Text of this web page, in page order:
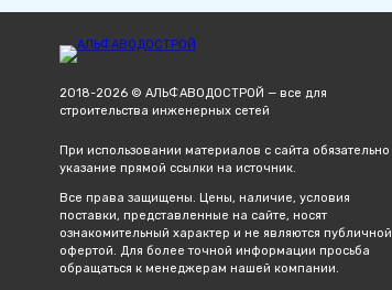
2018-2026 © АЛЬФАВОДОСТРОЙ — все для
строительства инженерных сетей
При использовании материалов с сайта обязательно
указание прямой ссылки на источник.
Все права защищены. Цены, наличие, условия
поставки, представленные на сайте, носят
ознакомительный характер и не являются публичной
офертой. Для более точной информации просьба
обращаться к менеджерам нашей компании.